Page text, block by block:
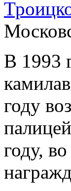
В 1993
году
году,